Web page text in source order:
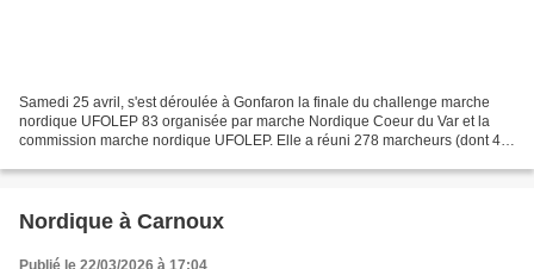
Samedi 25 avril, s'est déroulée à Gonfaron la finale du challenge marche
nordique UFOLEP 83 organisée par marche Nordique Coeur du Var et la
commission marche nordique UFOLEP. Elle a réuni 278 marcheurs (dont 40
Nordique à Carnoux
Publié le 22/03/2026 à 17:04